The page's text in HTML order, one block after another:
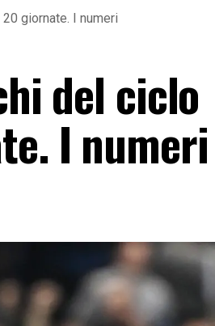
giornate. I numeri
del ciclo
I numeri